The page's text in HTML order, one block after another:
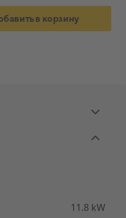
в корзину
только по
11.8 kW